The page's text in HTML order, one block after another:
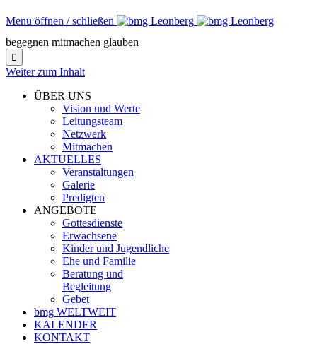
Menü öffnen / schließen
begegnen mitmachen glauben

Weiter zum Inhalt
ÜBER UNS
Vision und Werte
Leitungsteam
Netzwerk
Mitmachen
AKTUELLES
Veranstaltungen
Galerie
Predigten
ANGEBOTE
Gottesdienste
Erwachsene
Kinder und Jugendliche
Ehe und Familie
Beratung und
Begleitung
Gebet
bmg WELTWEIT
KALENDER
KONTAKT